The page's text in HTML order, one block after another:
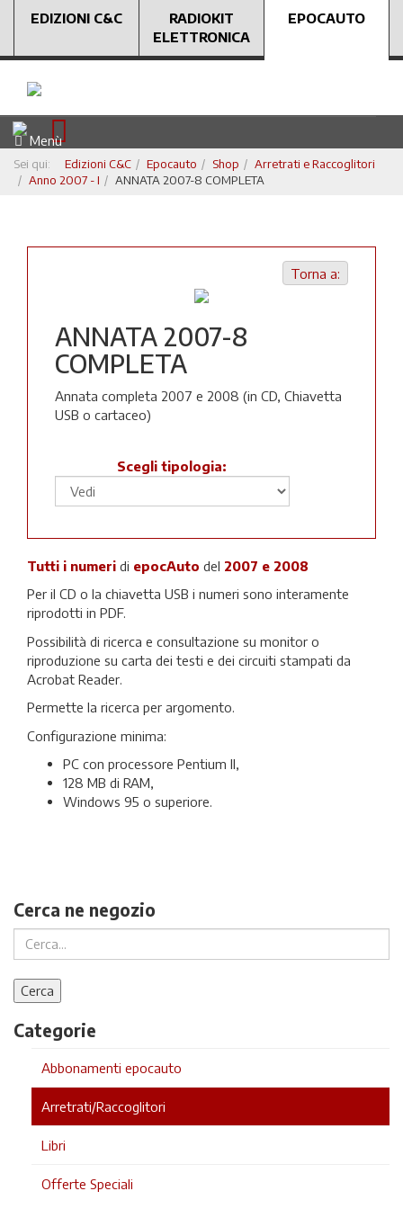
EDIZIONI C&C
RADIOKIT
ELETTRONICA
EPOCAUTO
Menù
Sei qui: Edizioni C&C Epocauto Shop
Arretrati e Raccoglitori
Anno 2007 - I
ANNATA 2007-8 COMPLETA
Torna a:
ANNATA 2007-8
COMPLETA
Annata completa 2007 e 2008 (in CD, Chiavetta
USB o cartaceo)
Scegli tipologia:
Tutti i numeri di epocAuto del 2007 e 2008
Per il CD o la chiavetta USB i numeri sono interamente
riprodotti in PDF.
Possibilità di ricerca e consultazione su monitor o
riproduzione su carta dei testi e dei circuiti stampati da
Acrobat Reader.
Permette la ricerca per argomento.
Configurazione minima:
PC con processore Pentium II,
128 MB di RAM,
Windows 95 o superiore.
Cerca ne negozio
Categorie
Abbonamenti epocauto
Arretrati/Raccoglitori
Libri
Offerte Speciali